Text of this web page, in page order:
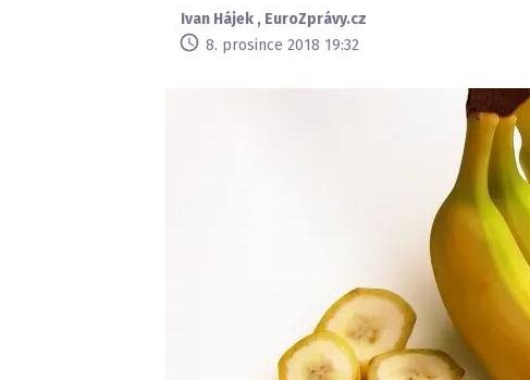
Ivan Hájek , EuroZprávy.cz
8. prosince 2018 19:32